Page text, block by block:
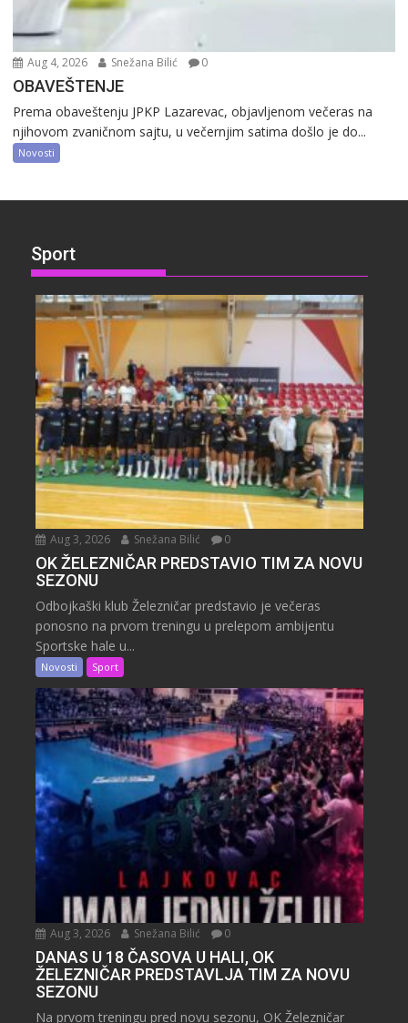
Aug 4, 2026 Snežana Bilić 0
OBAVEŠTENJE
Prema obaveštenju JPKP Lazarevac, objavljenom večeras na
njihovom zvaničnom sajtu, u večernjim satima došlo je do...
Novosti
Sport
Aug 3, 2026 Snežana Bilić 0
OK ŽELEZNIČAR PREDSTAVIO TIM ZA NOVU
SEZONU
Odbojkaški klub Železničar predstavio je večeras
ponosno na prvom treningu u prelepom ambijentu
Sportske hale u...
Novosti Sport
Aug 3, 2026 Snežana Bilić 0
DANAS U 18 ČASOVA U HALI, OK
ŽELEZNIČAR PREDSTAVLJA TIM ZA NOVU
SEZONU
Na prvom treningu pred novu sezonu, OK Železničar